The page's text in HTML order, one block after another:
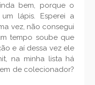
bem, porque o
lápis. Esperei a
vez, não consegui
tempo soube que
e aí dessa vez ele
na minha lista há
de colecionador?